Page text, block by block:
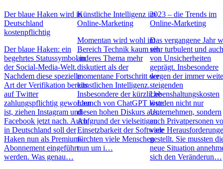
Der blaue Haken wird in
Deutschland
kostenpflichtig
Der blaue Haken: ein
begehrtes Statussymbol in
der Social-Media-Welt.
Nachdem diese spezielle
Art der Verifikation bereits
auf Twitter
zahlungspflichtig geworden
ist, ziehen Instagram und
Facebook jetzt nach. Auch
in Deutschland soll der
Haken nun als Premium-
Abonnement eingeführt
werden. Was genau…
Künstliche Intelligenz im
Online-Marketing
Momentan wird wohl im
Bereich Technik kaum ein
anderes Thema mehr
diskutiert als der
momentane Fortschritt der
künstlichen Intelligenz.
Insbesondere der kürzliche
Launch von ChatGPT löste
diesen hohen Diskurs aus.
Aufgrund der vielseitigen
Einsetzbarkeit der Software
fürchten viele Menschen
nun um i…
2023 – die Trends im
Online-Marketing
Das vergangene Jahr
sehr turbulent und
von Unsicherheiten
geprägt. Insbesondere
wegen der immer
steigenden
Lebenshaltungskosten
wurden nicht nur
Unternehmen, sondern
auch Privatpersonen
viele
gestellt. Sie mussten
neue Situation
sich den Veränderun…